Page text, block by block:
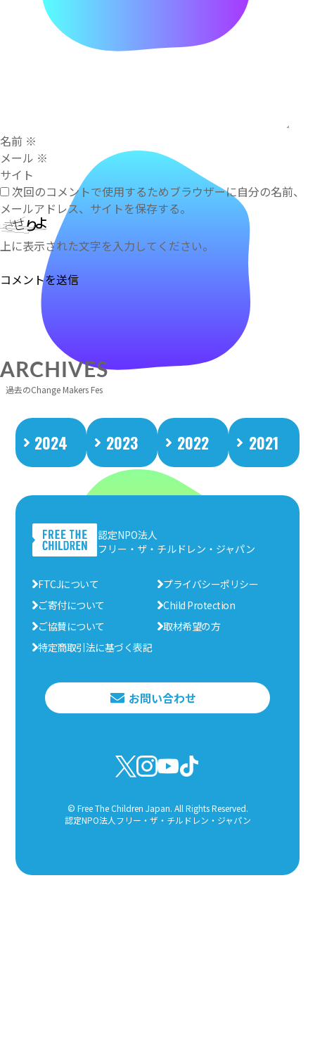
名前 ※
メール ※
サイト
次回のコメントで使用するためブラウザーに自分の名前、
メールアドレス、サイトを保存する。
上に表示された文字を入力してください。
ARCHIVES
過去のChange Makers Fes
2024 2023 2022 2021
認定NPO法人
フリー・ザ・チルドレン・ジャパン
FTCJについて
プライバシーポリシー
ご寄付について
Child Protection
ご協賛について
取材希望の方
特定商取引法に基づく表記
お問い合わせ
© Free The Children Japan. All Rights Reserved.
認定NPO法人フリー・ザ・チルドレン・ジャパン